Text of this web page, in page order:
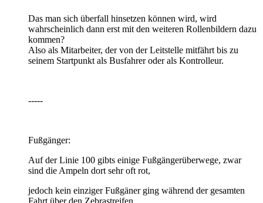
Das man sich überfall hinsetzen können wird, wird
wahrscheinlich dann erst mit den weiteren Rollenbildern dazu
kommen?
Also als Mitarbeiter, der von der Leitstelle mitfährt bis zu
seinem Startpunkt als Busfahrer oder als Kontrolleur.
-----
Fußgänger:
Auf der Linie 100 gibts einige Fußgängerüberwege, zwar
sind die Ampeln dort sehr oft rot,
jedoch kein einziger Fußgäner ging während der gesamten
Fahrt über den Zebrastreifen